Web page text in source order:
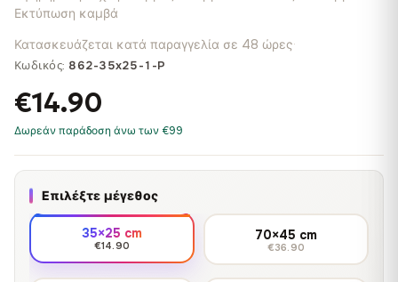
Εκτύπωση καμβά
Κατασκευάζεται κατά παραγγελία σε 48 ώρες·
Κωδικός: 862-35x25-1-P
€14.90
Δωρεάν παράδοση άνω των €99
Επιλέξτε μέγεθος
35×25 cm
€14.90
70×45 cm
€36.90